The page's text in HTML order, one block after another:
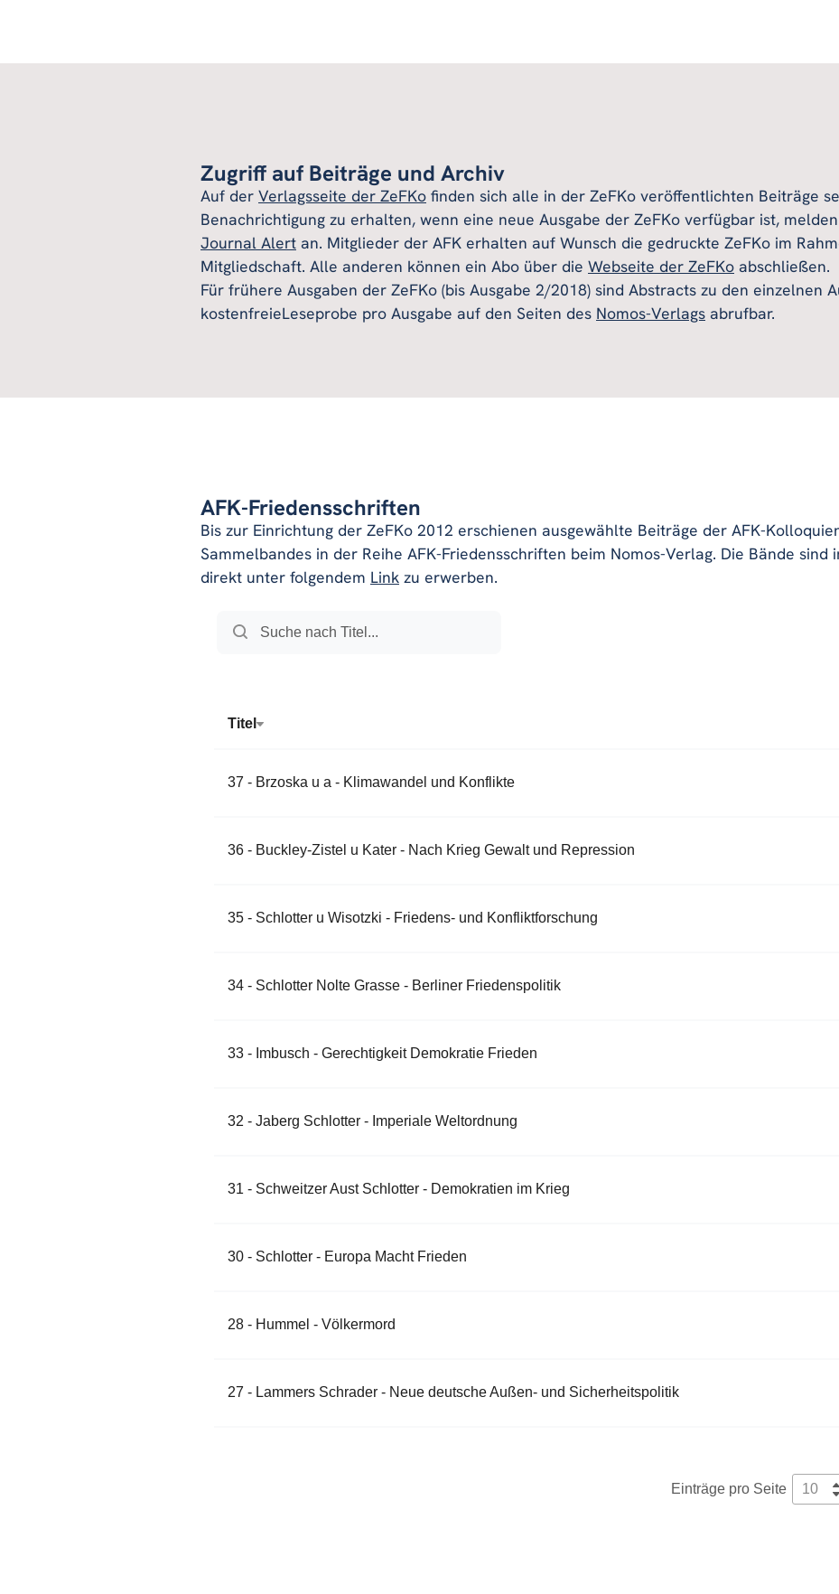
Zugriff auf Beiträge und Archiv
Auf der Verlagsseite der ZeFKo finden sich alle in der ZeFKo veröffentlichten Beiträge
Benachrichtigung zu erhalten, wenn eine neue Ausgabe der ZeFKo verfügbar ist,
Journal Alert an. Mitglieder der AFK erhalten auf Wunsch die gedruckte ZeFKo im
Mitgliedschaft. Alle anderen können ein Abo über die Webseite der ZeFKo abschließen.
Für frühere Ausgaben der ZeFKo (bis Ausgabe 2/2018) sind Abstracts zu den einzelnen
kostenfreieLeseprobe pro Ausgabe auf den Seiten des Nomos-Verlags abrufbar.
AFK-Friedensschriften
Bis zur Einrichtung der ZeFKo 2012 erschienen ausgewählte Beiträge der AFK-
Sammelbandes in der Reihe AFK-Friedensschriften beim Nomos-Verlag. Die Bände sind
direkt unter folgendem Link zu erwerben.
Titel
37 - Brzoska u a - Klimawandel und Konflikte
36 - Buckley-Zistel u Kater - Nach Krieg Gewalt und Repression
35 - Schlotter u Wisotzki - Friedens- und Konfliktforschung
34 - Schlotter Nolte Grasse - Berliner Friedenspolitik
33 - Imbusch - Gerechtigkeit Demokratie Frieden
32 - Jaberg Schlotter - Imperiale Weltordnung
31 - Schweitzer Aust Schlotter - Demokratien im Krieg
30 - Schlotter - Europa Macht Frieden
28 - Hummel - Völkermord
27 - Lammers Schrader - Neue deutsche Außen- und Sicherheitspolitik
Einträge pro Seite